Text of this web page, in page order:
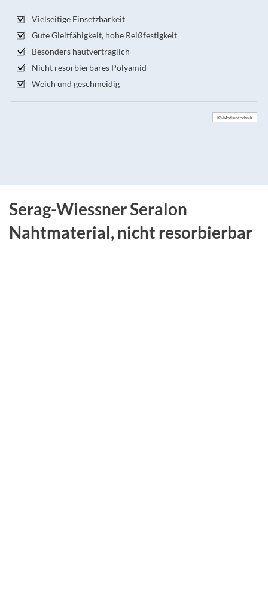
Vielseitige Einsetzbarkeit
Gute Gleitfähigkeit, hohe Reißfestigkeit
Besonders hautverträglich
Nicht resorbierbares Polyamid
Weich und geschmeidig
KS Medizintechnik
Serag-Wiessner Seralon
Nahtmaterial, nicht resorbierbar